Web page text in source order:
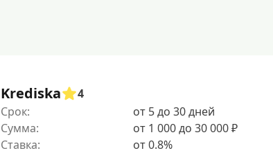
Krediska
4
Срок:
от 5 до 30 дней
Сумма:
от 1 000 до 30 000 ₽
Ставка:
от 0.8%